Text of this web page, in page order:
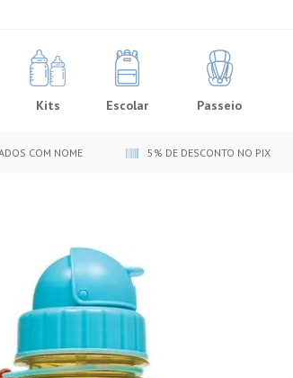
Kits Escolar Passeio
COM NOME 5% DE DESCONTO NO PIX